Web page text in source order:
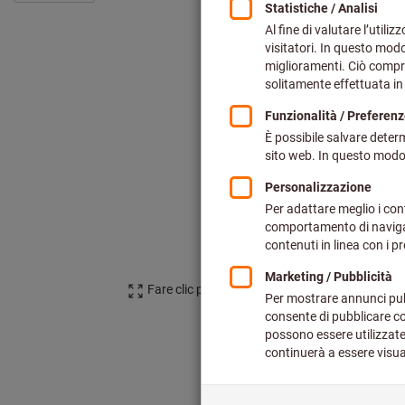
Fare clic per ingrandire l‘immagine